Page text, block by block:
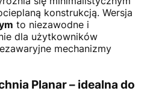
konstrukcją. Wersja
to niezawodne i
dla użytkowników
mechanizmy
Planar – idealna do